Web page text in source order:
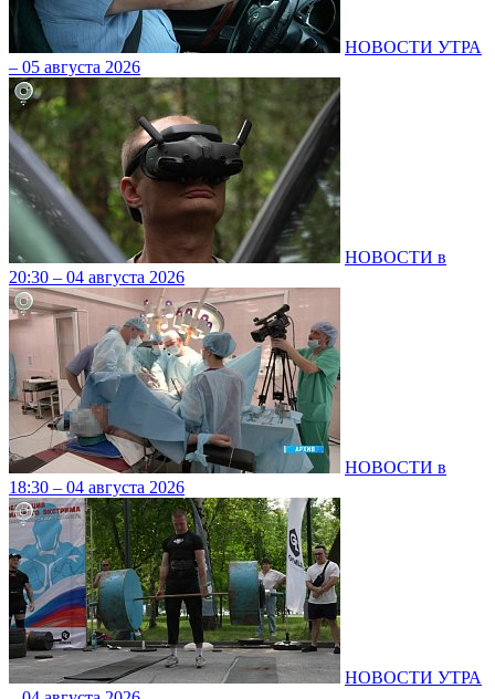
НОВОСТИ УТРА
– 05 августа 2026
НОВОСТИ в
20:30 – 04 августа 2026
НОВОСТИ в
18:30 – 04 августа 2026
НОВОСТИ УТРА